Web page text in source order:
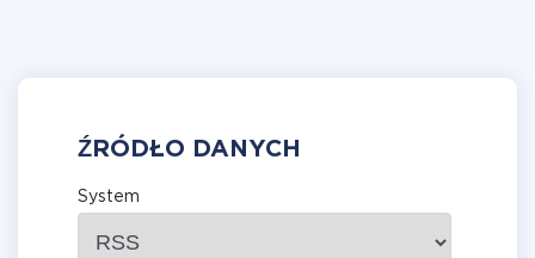
ŹRÓDŁO DANYCH
System